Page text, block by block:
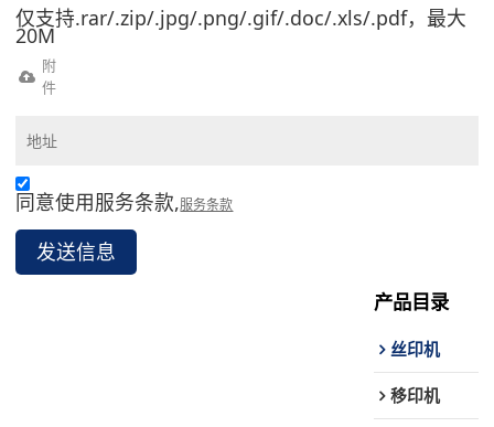
仅支持.rar/.zip/.jpg/.png/.gif/.doc/.xls/.pdf，最大
20M
附
件
同意使用服务条款,服务条款
发送信息
产品目录
丝印机
移印机